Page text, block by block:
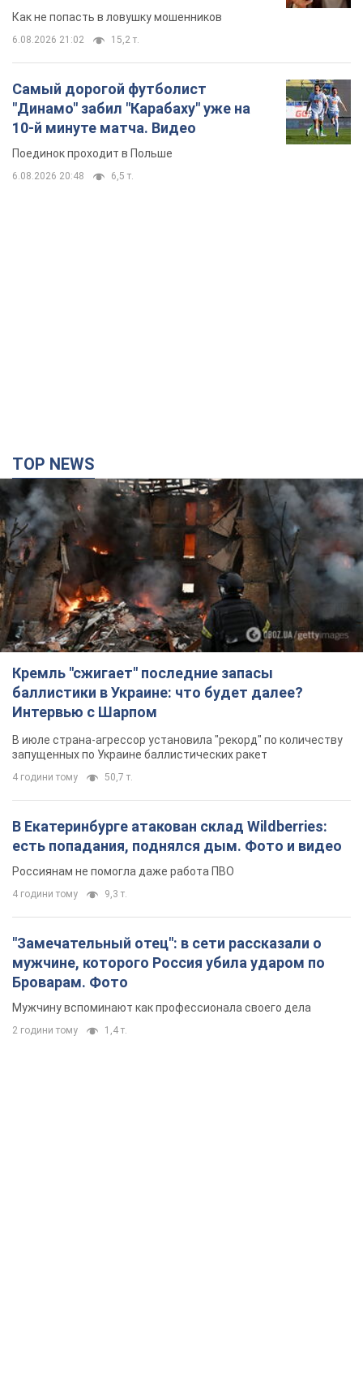
Как не попасть в ловушку мошенников
6.08.2026 21:02 15,2 т.
Самый дорогой футболист
"Динамо" забил "Карабаху" уже на
10-й минуте матча. Видео
Поединок проходит в Польше
6.08.2026 20:48 6,5 т.
TOP NEWS
Кремль "сжигает" последние запасы
баллистики в Украине: что будет далее?
Интервью с Шарпом
В июле страна-агрессор установила "рекорд" по количеству
запущенных по Украине баллистических ракет
4 години тому 50,7 т.
В Екатеринбурге атакован склад Wildberries:
есть попадания, поднялся дым. Фото и видео
Россиянам не помогла даже работа ПВО
4 години тому 9,3 т.
"Замечательный отец": в сети рассказали о
мужчине, которого Россия убила ударом по
Броварам. Фото
Мужчину вспоминают как профессионала своего дела
2 години тому 1,4 т.